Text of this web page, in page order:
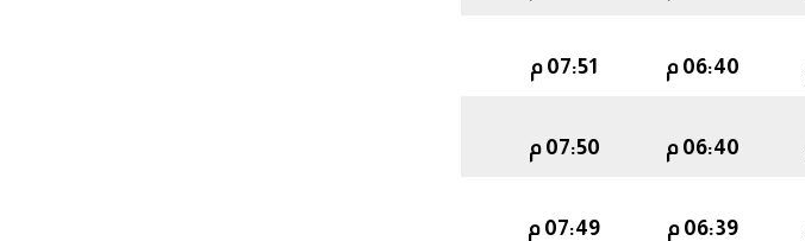
06:40 م 07:51 م
06:40 م 07:50 م
06:39 م 07:49 م